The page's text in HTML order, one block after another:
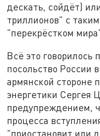
дескать, сойдёт)
триллионов" с
"перекрёстком
Всё это говорилось
посольство России
армянской стороне
энергетики Сергея
предупреждением,
процесса
"приостановит или